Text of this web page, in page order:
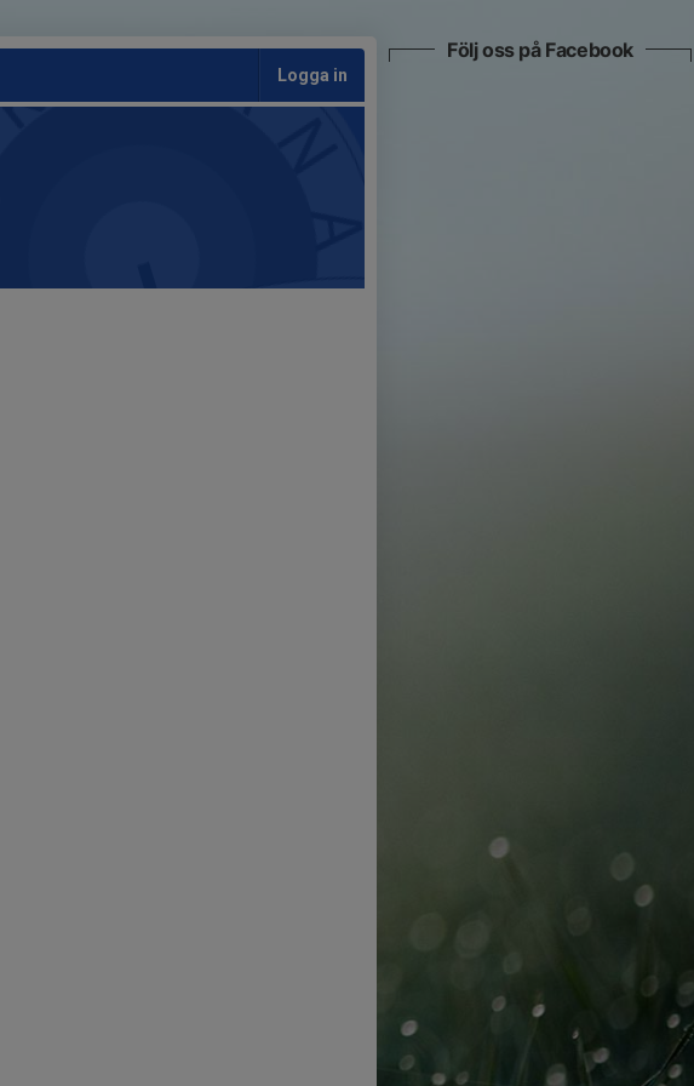
Logga in
Följ oss på Facebook